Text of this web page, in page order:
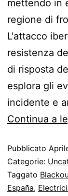
mettendo in
regione di
L'attacco
resistenza
di risposta
esplora gli
incidente e
Continua a
Pubblicato
Categorie:
Taggato
España,